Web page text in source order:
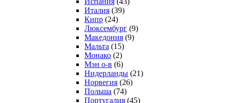
Италия (39)
Кипр (24)
Люксембург (9)
Македония (9)
Мальта (15)
Монако (2)
Мэн о-в (6)
Нидерланды (21)
Норвегия (26)
Польша (74)
Португалия (45)